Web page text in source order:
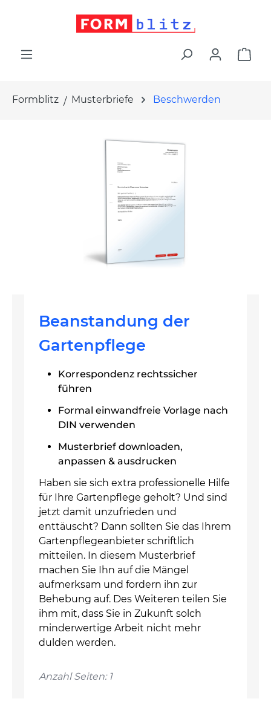
Formblitz Musterbriefe Beschwerden
Beanstandung der
Gartenpflege
Korrespondenz rechtssicher
führen
Formal einwandfreie Vorlage nach
DIN verwenden
Musterbrief downloaden,
anpassen & ausdrucken
Haben sie sich extra professionelle Hilfe
für Ihre Gartenpflege geholt? Und sind
jetzt damit unzufrieden und
enttäuscht? Dann sollten Sie das Ihrem
Gartenpflegeanbieter schriftlich
mitteilen. In diesem Musterbrief
machen Sie Ihn auf die Mängel
aufmerksam und fordern ihn zur
Behebung auf. Des Weiteren teilen Sie
ihm mit, dass Sie in Zukunft solch
minderwertige Arbeit nicht mehr
dulden werden.
Anzahl Seiten: 1